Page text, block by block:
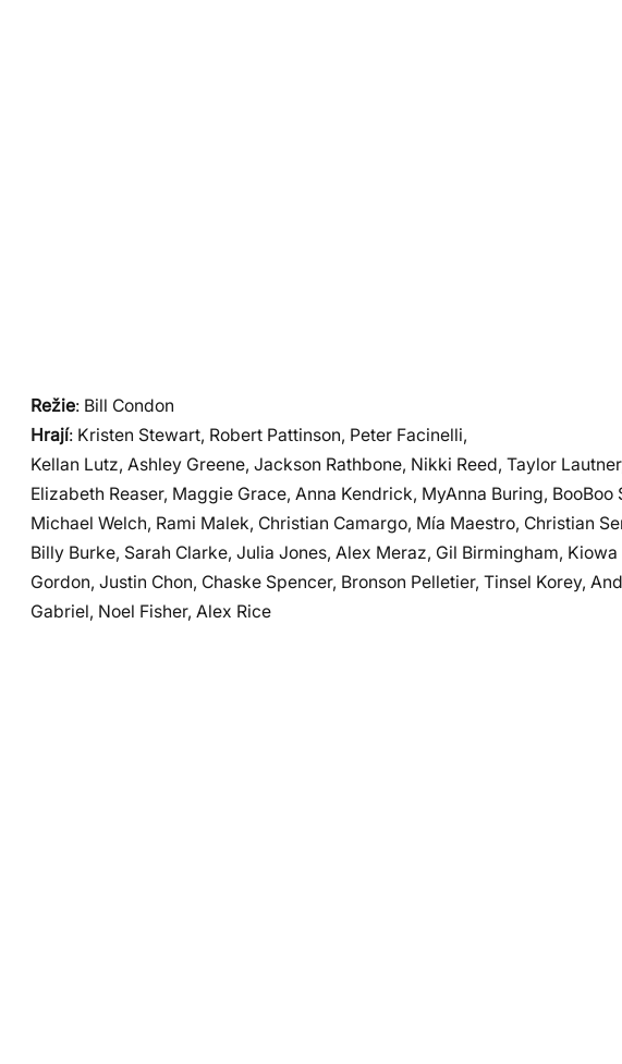
Režie: Bill Condon
Hrají: Kristen Stewart, Robert Pattinson, Peter Facinelli,
Kellan Lutz, Ashley Greene, Jackson Rathbone, Nikki Reed, Taylor
Elizabeth Reaser, Maggie Grace, Anna Kendrick, MyAnna Buring, BooBoo
Michael Welch, Rami Malek, Christian Camargo, Mía Maestro, Christian
Billy Burke, Sarah Clarke, Julia Jones, Alex Meraz, Gil Birmingham, Kiowa
Gordon, Justin Chon, Chaske Spencer, Bronson Pelletier, Tinsel Korey,
Gabriel, Noel Fisher, Alex Rice